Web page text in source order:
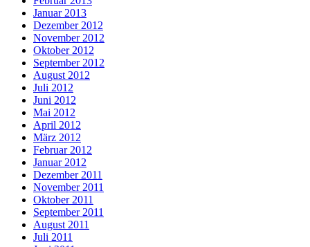
Januar 2013
Dezember 2012
November 2012
Oktober 2012
September 2012
August 2012
Juli 2012
Juni 2012
Mai 2012
April 2012
März 2012
Februar 2012
Januar 2012
Dezember 2011
November 2011
Oktober 2011
September 2011
August 2011
Juli 2011